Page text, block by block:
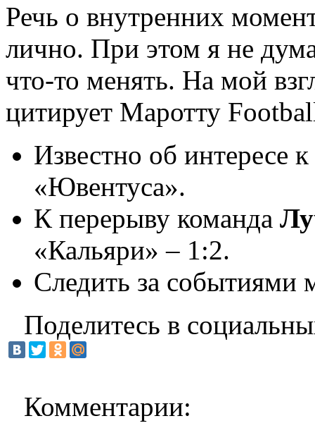
Речь о внутренних
лично. При этом я не
что-то менять. На мой
цитирует Маротту
Известно об интересе
«Ювентуса».
К перерыву команда
«Кальяри» – 1:2.
Следить за событиями
Поделитесь в
Комментарии: